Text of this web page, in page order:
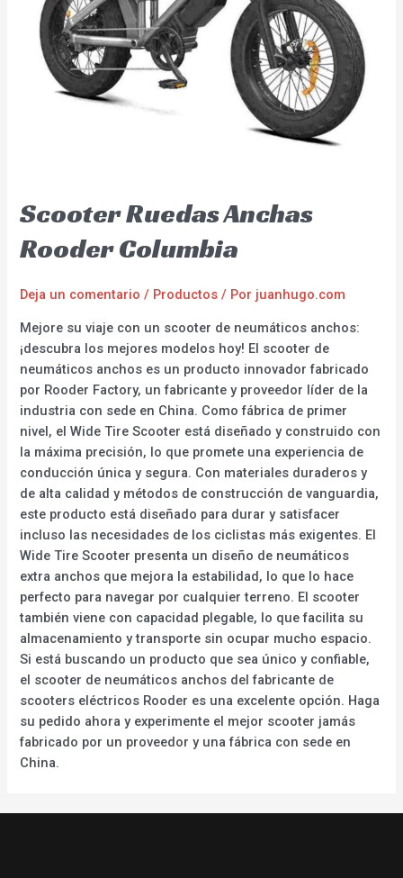
Scooter Ruedas Anchas
Rooder Columbia
Deja un comentario / Productos / Por juanhugo.com
Mejore su viaje con un scooter de neumáticos anchos:
¡descubra los mejores modelos hoy! El scooter de
neumáticos anchos es un producto innovador fabricado
por Rooder Factory, un fabricante y proveedor líder de la
industria con sede en China. Como fábrica de primer
nivel, el Wide Tire Scooter está diseñado y construido con
la máxima precisión, lo que promete una experiencia de
conducción única y segura. Con materiales duraderos y
de alta calidad y métodos de construcción de vanguardia,
este producto está diseñado para durar y satisfacer
incluso las necesidades de los ciclistas más exigentes. El
Wide Tire Scooter presenta un diseño de neumáticos
extra anchos que mejora la estabilidad, lo que lo hace
perfecto para navegar por cualquier terreno. El scooter
también viene con capacidad plegable, lo que facilita su
almacenamiento y transporte sin ocupar mucho espacio.
Si está buscando un producto que sea único y confiable,
el scooter de neumáticos anchos del fabricante de
scooters eléctricos Rooder es una excelente opción. Haga
su pedido ahora y experimente el mejor scooter jamás
fabricado por un proveedor y una fábrica con sede en
China.